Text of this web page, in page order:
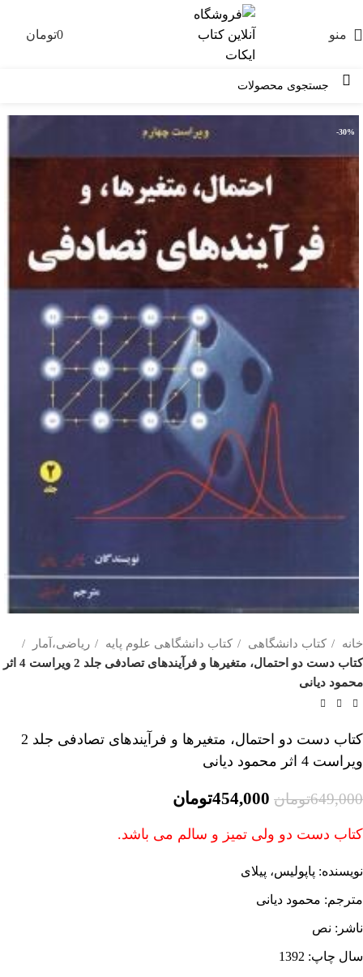
منو 0تومان
-30%
خانه کتاب دانشگاهی کتاب دانشگاهی علوم پایه
ریاضی،آمار
کتاب دست دو احتمال، متغیرها و فرآیندهای تصادفی جلد 2 ویراست 4 اثر
محمود دیانی
کتاب دست دو احتمال، متغیرها و فرآیندهای تصادفی جلد 2
ویراست 4 اثر محمود دیانی
649,000تومان 454,000تومان
کتاب دست دو ولی تمیز و سالم می باشد.
نویسنده: پاپولیس، پیلای
مترجم: محمود دیانی
ناشر: نص
سال چاپ: 1392